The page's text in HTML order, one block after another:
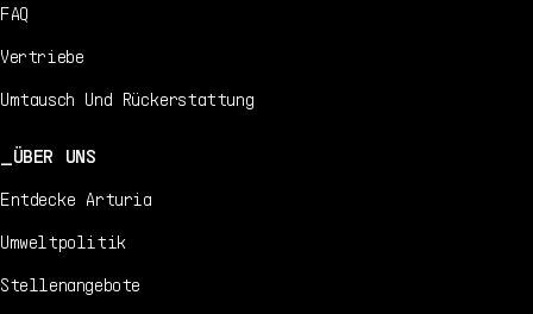
FAQ
Vertriebe
Umtausch Und Rückerstattung
ÜBER UNS
Entdecke Arturia
Umweltpolitik
Stellenangebote